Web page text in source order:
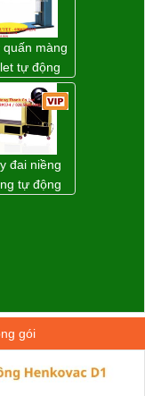
Miền Nam
quấn màng
tự động
55 chính
Wellpack
giá tốt
đai niềng
tự động
gói